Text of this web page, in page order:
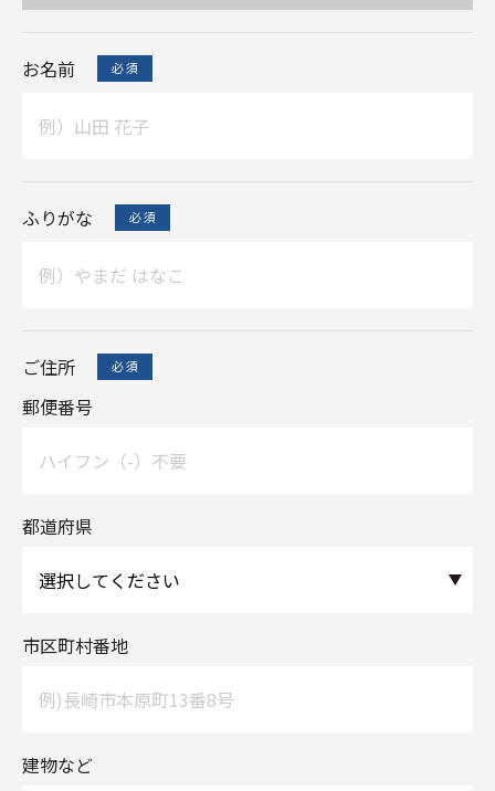
お名前
ふりがな
ご住所
郵便番号
都道府県
市区町村番地
建物など